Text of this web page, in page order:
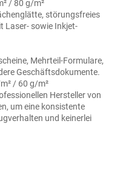
/ 80 g/m²
störungsfreies
Laser- sowie Inkjet-
Mehrteil-Formulare,
Geschäftsdokumente.
/ 60 g/m²
Hersteller von
um eine konsistente
und keinerlei